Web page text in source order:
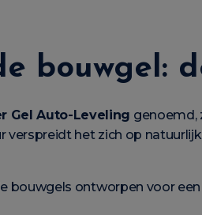
bouwgel:
Gel Auto-Leveling genoemd,
het zich op
bouwgels ontworpen voor